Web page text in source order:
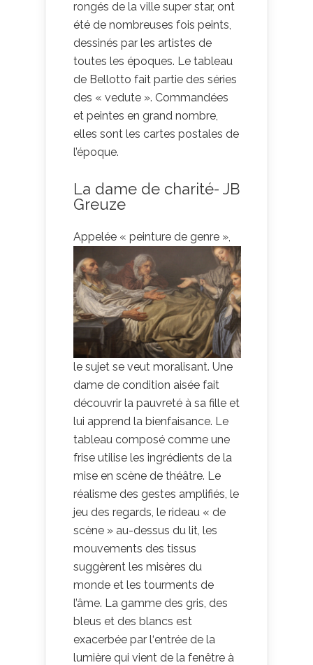
rongés de la ville super star, ont
été de nombreuses fois peints,
dessinés par les artistes de
toutes les époques. Le tableau
de Bellotto fait partie des séries
des « vedute ». Commandées
et peintes en grand nombre,
elles sont les cartes postales de
l’époque.
La dame de charité- JB
Greuze
Appelée « peinture de genre »,
le sujet se veut moralisant. Une
dame de condition aisée fait
découvrir la pauvreté à sa fille et
lui apprend la bienfaisance. Le
tableau composé comme une
frise utilise les ingrédients de la
mise en scène de théâtre. Le
réalisme des gestes amplifiés, le
jeu des regards, le rideau « de
scène » au-dessus du lit, les
mouvements des tissus
suggèrent les misères du
monde et les tourments de
l’âme. La gamme des gris, des
bleus et des blancs est
exacerbée par l‘entrée de la
lumière qui vient de la fenêtre à